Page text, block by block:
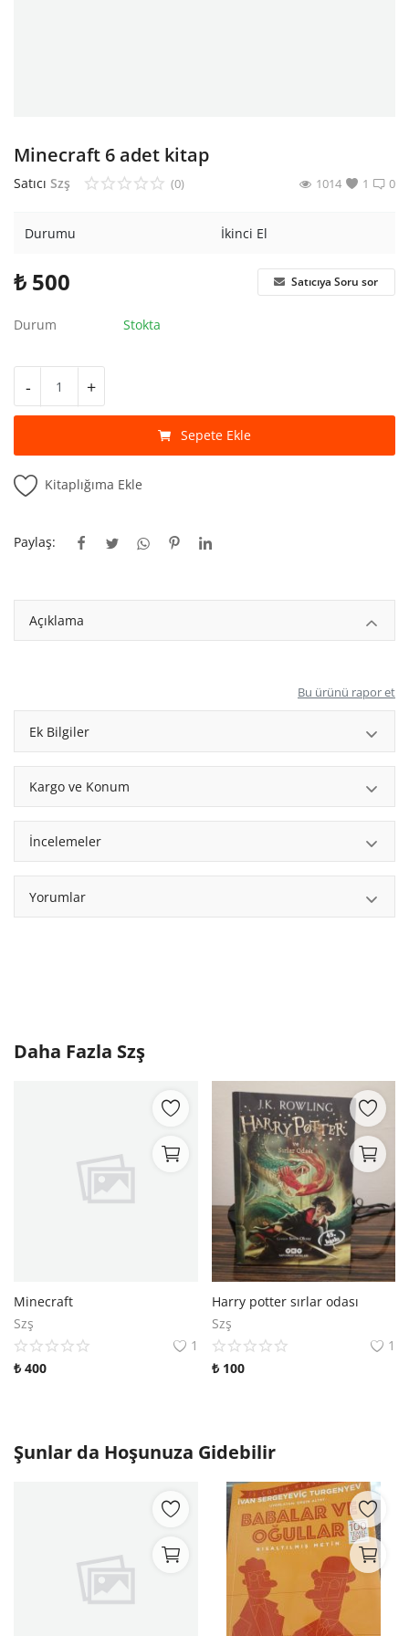
Hobi Kitapları
Mizah
Kitaplığım
Destek Merkezi
Mağazalar
Blog
TRY (₺)
Minecraft 6 adet kitap
Satıcı Szş 0
(0) 1
1014
Durumu İkinci El
₺ 500 Satıcıya Soru sor
Durum Stokta
- +
Sepete Ekle
Kitaplığıma Ekle
Paylaş:
Açıklama
Bu ürünü rapor et
Ek Bilgiler
Kargo ve Konum
İncelemeler
Yorumlar
Daha Fazla Szş
Minecraft
Szş
1
₺ 400
Harry potter sırlar odası
Szş
1
₺100
Şunlar da Hoşunuza Gidebilir